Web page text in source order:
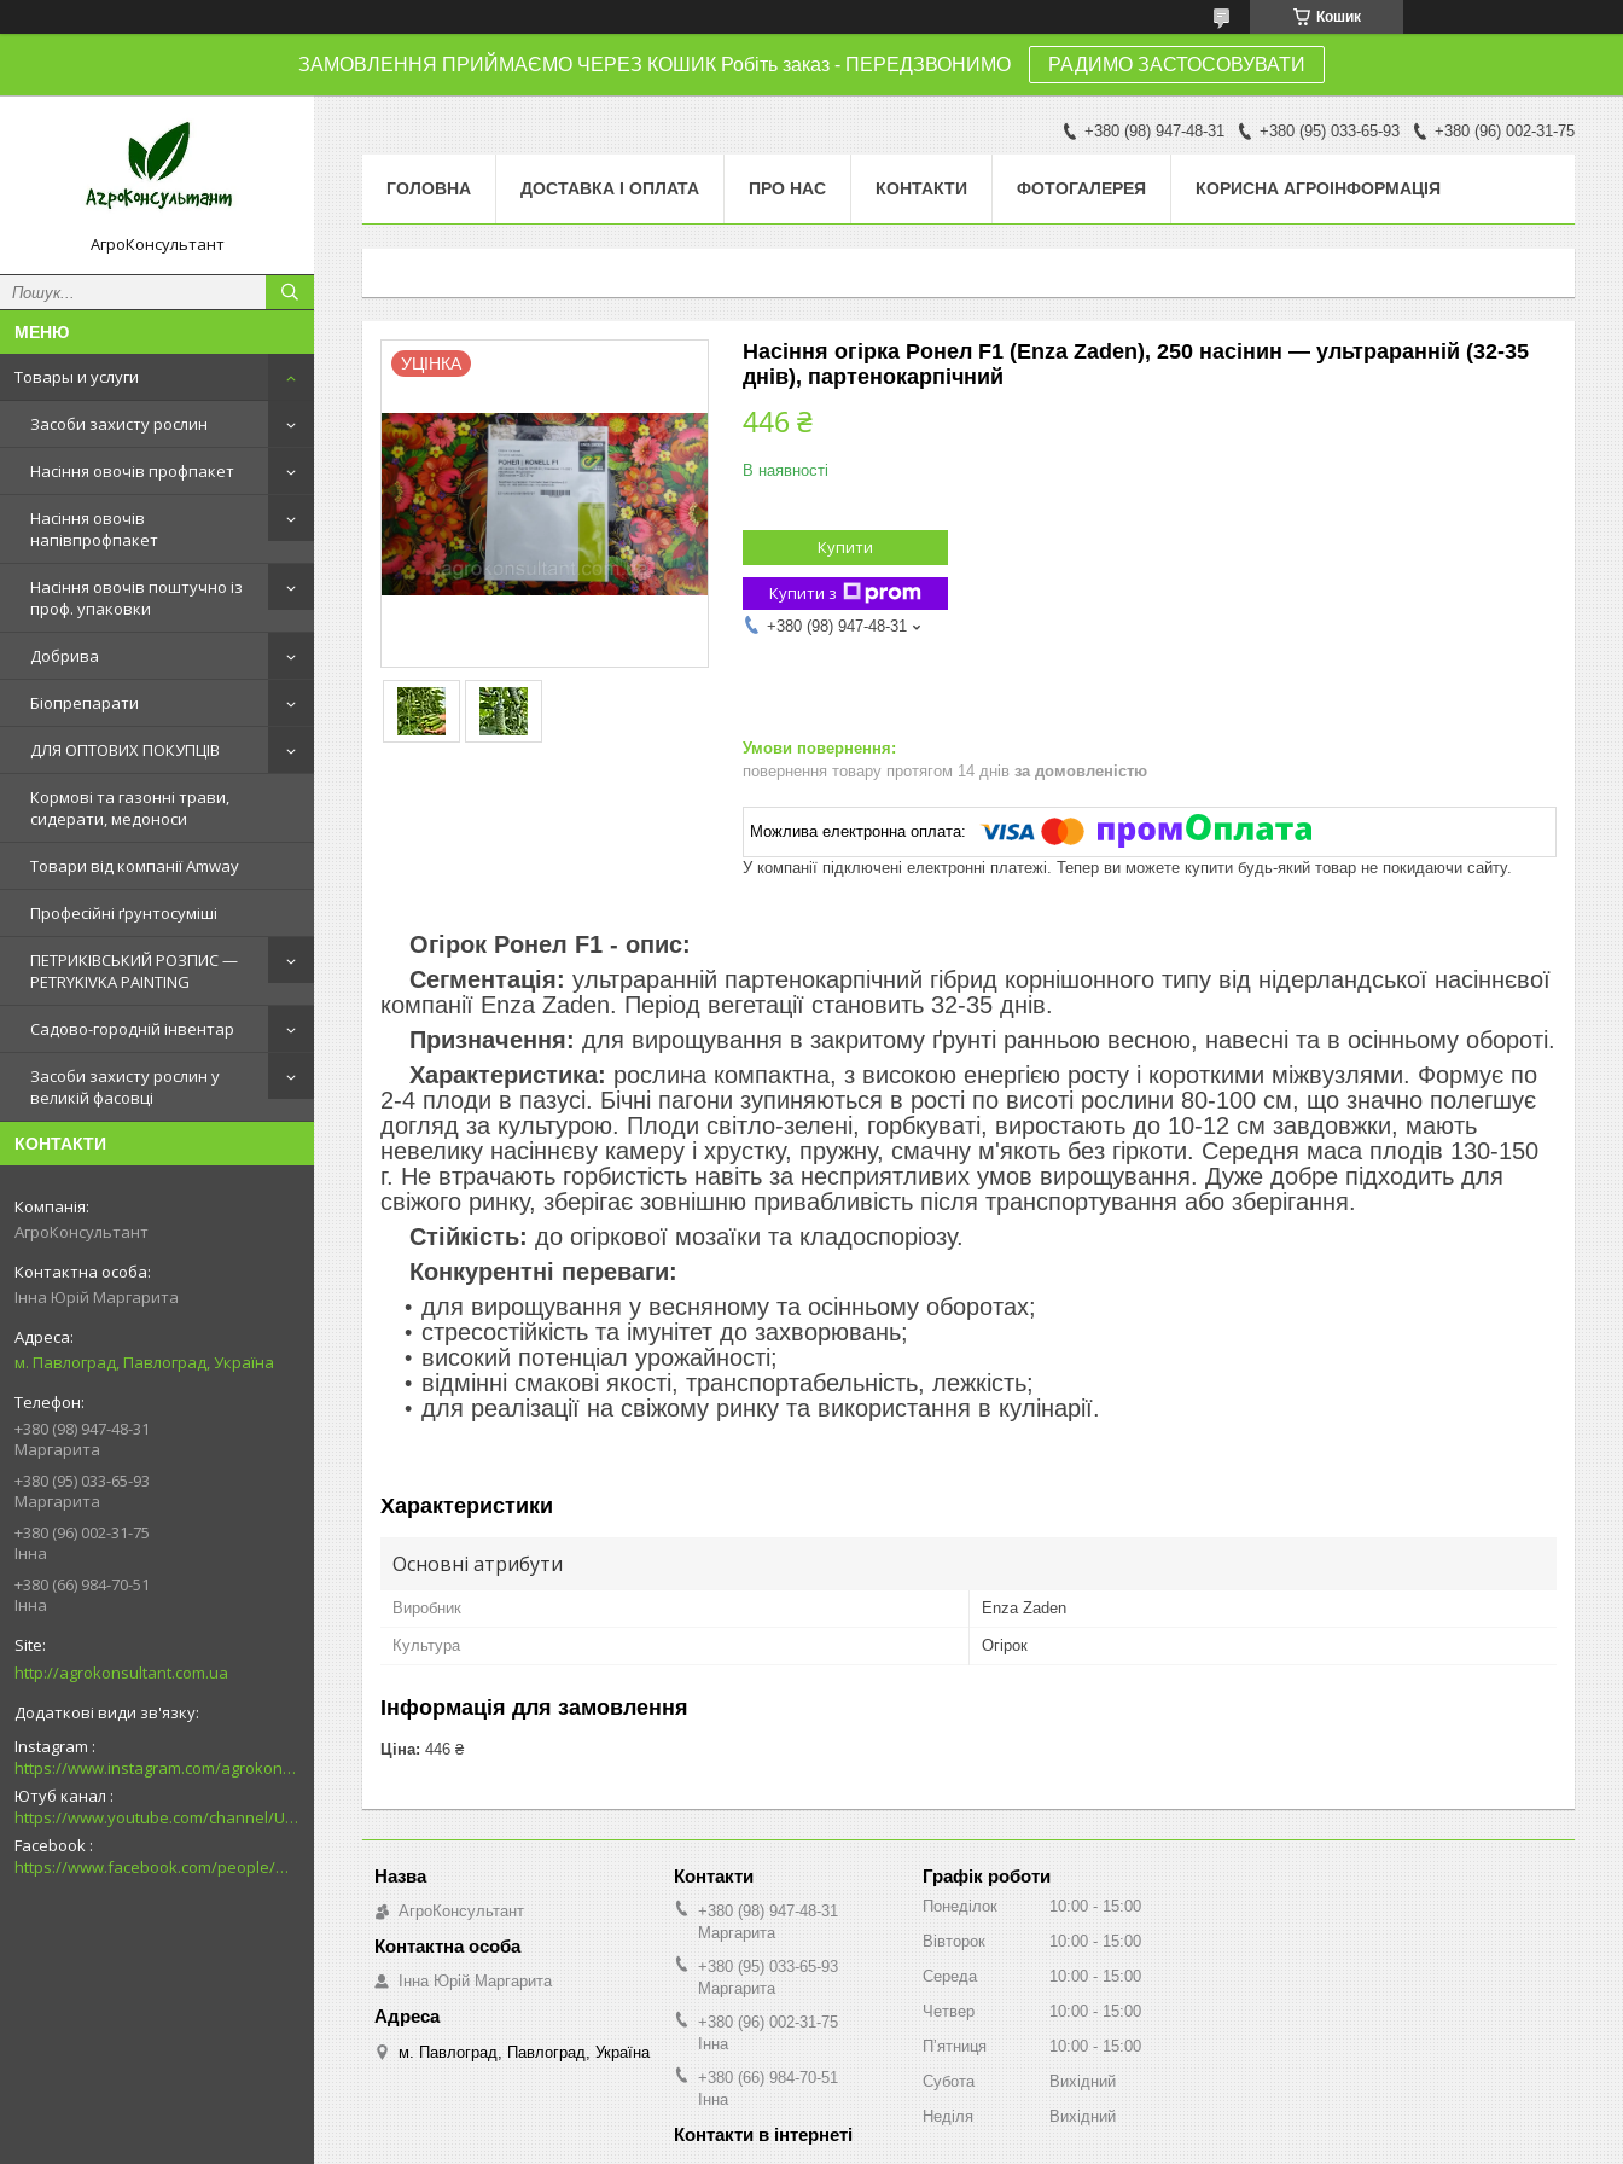
Кошик
ЗАМОВЛЕННЯ ПРИЙМАЄМО ЧЕРЕЗ КОШИК Робіть заказ - ПЕРЕДЗВОНИМО РАДИМО ЗАСТОСОВУВАТИ
АгроКонсультант
Товары и услуги
Засоби захисту рослин
Насіння овочів профпакет
Насіння овочів
напівпрофпакет
Насіння овочів поштучно із
проф. упаковки
Добрива
Біопрепарати
ДЛЯ ОПТОВИХ ПОКУПЦІВ
Кормові та газонні трави,
сидерати, медоноси
Товари від компанії Amway
Професійні ґрунтосуміші
ПЕТРИКІВСЬКИЙ РОЗПИС —
PETRYKIVKA PAINTING
Садово-городній інвентар
Засоби захисту рослин у
великій фасовці
КОНТАКТИ
АгроКонсультант
Інна Юрій Маргарита
м. Павлоград, Павлоград, Україна
+380 (98) 947-48-31
Маргарита
+380 (95) 033-65-93
Маргарита
+380 (96) 002-31-75
Інна
+380 (66) 984-70-51
Інна
http://agrokonsultant.com.ua
Instagram
https://www.instagram.com/agrokonsultant.com.ua
Ютуб канал
https://www.youtube.com/channel/UCsMskbYs7K45z-_p_4_grmQ
Facebook
https://www.facebook.com/people/%D0%90%D0%B3%D1%80%D0%BE%D0%BA%D0%BE%D0%BD%D1%81%D1%83%D0%BB%D1%8C%D1%82%D0%B0%D0%BD%D1%82-%D0%9F%D0%B0%D0%B2%D0%BB%D0%BE%D0%B3%D1%80%D0%B0%D0%B4/100027726794989/
+380 (98) 947-48-31 +380 (95) 033-65-93 +380 (96) 002-31-75
ГОЛОВНА ДОСТАВКА І ОПЛАТА ПРО НАС КОНТАКТИ ФОТОГАЛЕРЕЯ КОРИСНА АГРОІНФОРМАЦІЯ
УЦІНКА
Насіння огірка Ронел F1 (Enza Zaden), 250 насінин — ультраранній (32-35
днів), партенокарпічний
446 ₴
В наявності
Купити
Купити з
+380 (98) 947-48-31
повернення товару протягом 14 днів за домовленістю
У компанії підключені електронні платежі. Тепер ви можете купити будь-який товар не покидаючи сайту.
Огірок Ронел F1 - опис:
Сегментація: ультраранній партенокарпічний гібрид корнішонного типу від нідерландської насіннєвої
компанії Enza Zaden. Період вегетації становить 32-35 днів.
Призначення: для вирощування в закритому ґрунті ранньою весною, навесні та в осінньому обороті.
Характеристика: рослина компактна, з високою енергією росту і короткими міжвузлями. Формує по
2-4 плоди в пазусі. Бічні пагони зупиняються в рості по висоті рослини 80-100 см, що значно полегшує
догляд за культурою. Плоди світло-зелені, горбкуваті, виростають до 10-12 см завдовжки, мають
невелику насіннєву камеру і хрустку, пружну, смачну м'якоть без гіркоти. Середня маса плодів 130-150
г. Не втрачають горбистість навіть за несприятливих умов вирощування. Дуже добре підходить для
свіжого ринку, зберігає зовнішню привабливість після транспортування або зберігання.
Стійкість: до огіркової мозаїки та кладоспоріозу.
Конкурентні переваги:
для вирощування у весняному та осінньому оборотах;
стресостійкість та імунітет до захворювань;
високий потенціал урожайності;
відмінні смакові якості, транспортабельність, лежкість;
для реалізації на свіжому ринку та використання в кулінарії.
Характеристики
Основні атрибути
Виробник Enza Zaden
Культура Огірок
Інформація для замовлення
Ціна: 446 ₴
АгроКонсультант
Інна Юрій Маргарита
м. Павлоград, Павлоград, Україна
+380 (98) 947-48-31
Маргарита
+380 (95) 033-65-93
Маргарита
+380 (96) 002-31-75
Інна
+380 (66) 984-70-51
Інна
Графік роботи
Понеділок 10:00
15:00
Вівторок
10:00
15:00
Середа
10:00
15:00
Четвер
10:00
15:00
Пʼятниця
10:00
15:00
Субота
Вихідний
Неділя
Вихідний